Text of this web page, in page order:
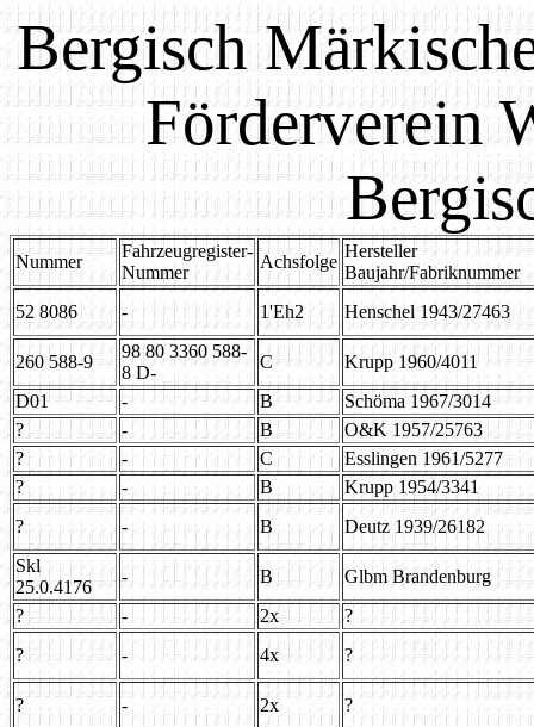
Bergisch
Förderverein
Nummer
Fahrzeugregister-
Nummer
Achsfolge
Hersteller
Baujahr/Fabriknummer
52 8086
- 1'Eh2 Henschel 1943/27463
260 588-9
98 80 3360 588-
8 D-
C
Krupp 1960/4011
D01
- B
Schöma 1967/3014
?
- B
O&K 1957/25763
?
- C
Esslingen 1961/5277
?
- B
Krupp 1954/3341
?
- B
Deutz 1939/26182
Skl
25.0.4176
- B
Glbm Brandenburg
?
- 2x
?
?
- 4x ?
? - 2x
?